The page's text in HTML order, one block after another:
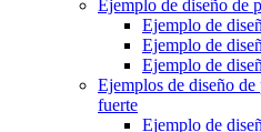
Ejemplo de diseño de
Ejemplo de
Ejemplo de
Ejemplo de
Ejemplos de diseño
fuerte
Ejemplo de